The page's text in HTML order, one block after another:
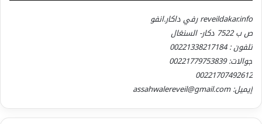
reveildakar.info رفي داكار.انفو
ص ب 7522 دكار- السنغال
تلفون : 00221338217184
جوالات: 00221779753839
00221707492612
إيميل: assahwalereveil@gmail.com